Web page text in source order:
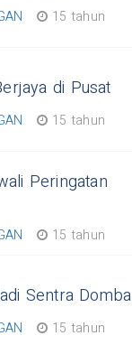
15 tahun
di Pusat
15 tahun
Peringatan
15 tahun
Sentra Domba
15 tahun